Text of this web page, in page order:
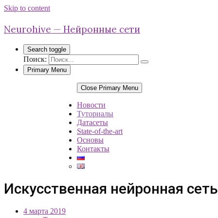
Skip to content
Neurohive — Нейронные сети
Search toggle
Поиск:
Primary Menu
Close Primary Menu
Новости
Туториалы
Датасеты
State-of-the-art
Основы
Контакты
Искусственная нейронная
4 марта 2019